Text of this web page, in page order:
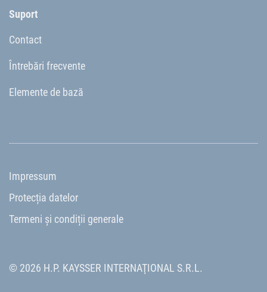
Suport
Contact
Întrebări frecvente
Elemente de bază
© 2026 H.P. KAYSSER INTERNAŢIONAL S.R.L.
Impressum
Protecția datelor
Termeni și condiții generale